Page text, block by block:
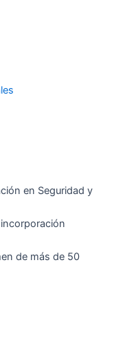
en Seguridad y
de más de 50